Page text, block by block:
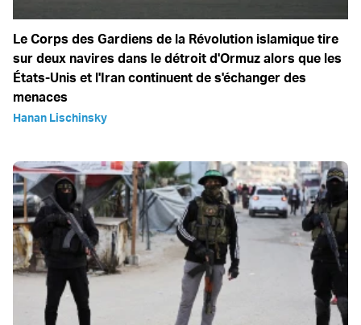
Le Corps des Gardiens de la Révolution islamique tire
sur deux navires dans le détroit d'Ormuz alors que les
États-Unis et l'Iran continuent de s'échanger des
menaces
Hanan Lischinsky